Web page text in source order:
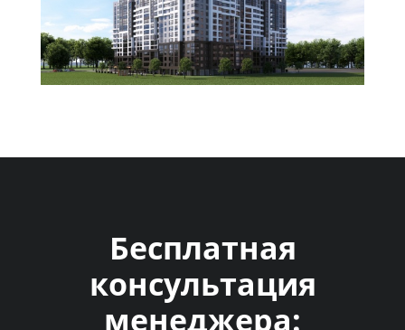
Бесплатная
консультация
менеджера: